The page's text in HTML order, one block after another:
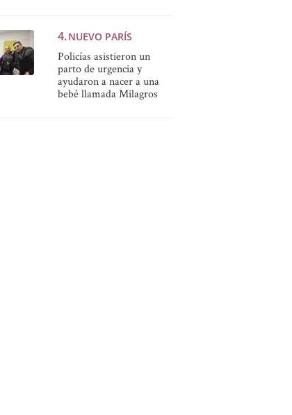
NUEVO PARÍS
Policías asistieron un
parto de urgencia y
ayudaron a nacer a una
bebé llamada Milagros